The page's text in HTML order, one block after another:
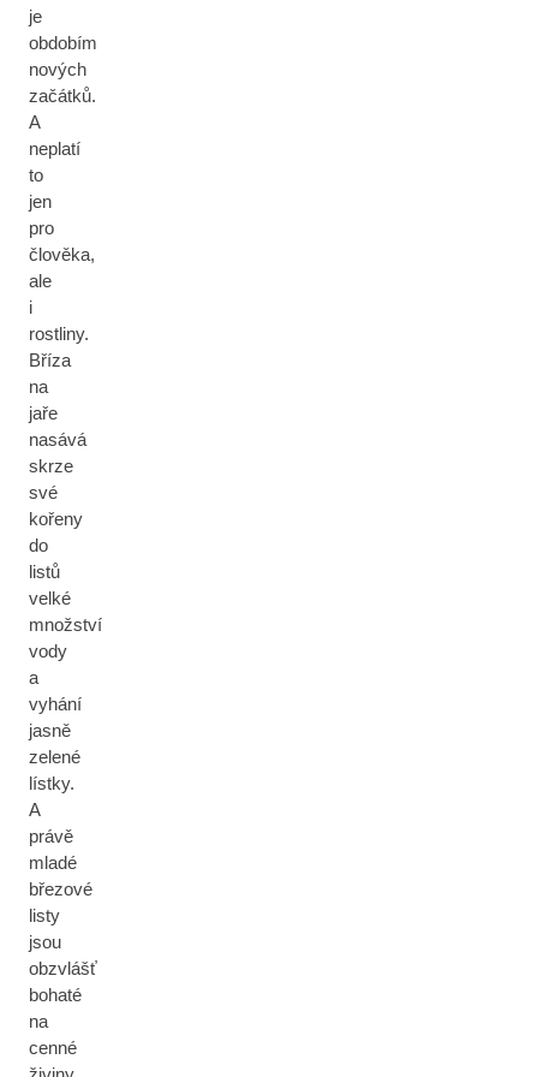
je
obdobím
nových
začátků.
A
neplatí
to
jen
pro
člověka,
ale
i
rostliny.
Bříza
na
jaře
nasává
skrze
své
kořeny
do
listů
velké
množství
vody
a
vyhání
jasně
zelené
lístky.
A
právě
mladé
březové
listy
jsou
obzvlášť
bohaté
na
cenné